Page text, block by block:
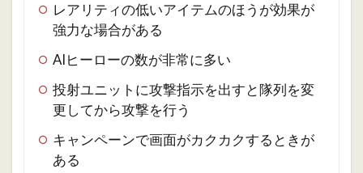
レアリティの低いアイテムのほうが効果が
強力な場合がある
AIヒーローの数が非常に多い
投射ユニットに攻撃指示を出すと隊列を変
更してから攻撃を行う
キャンペーンで画面がカクカクするときが
ある